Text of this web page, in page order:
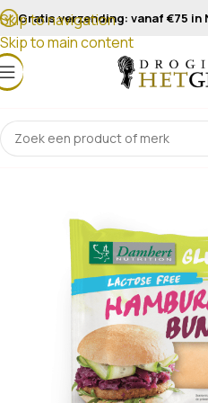
Skip to navigation
Skip to main content
Gratis verzending: vanaf €75 in